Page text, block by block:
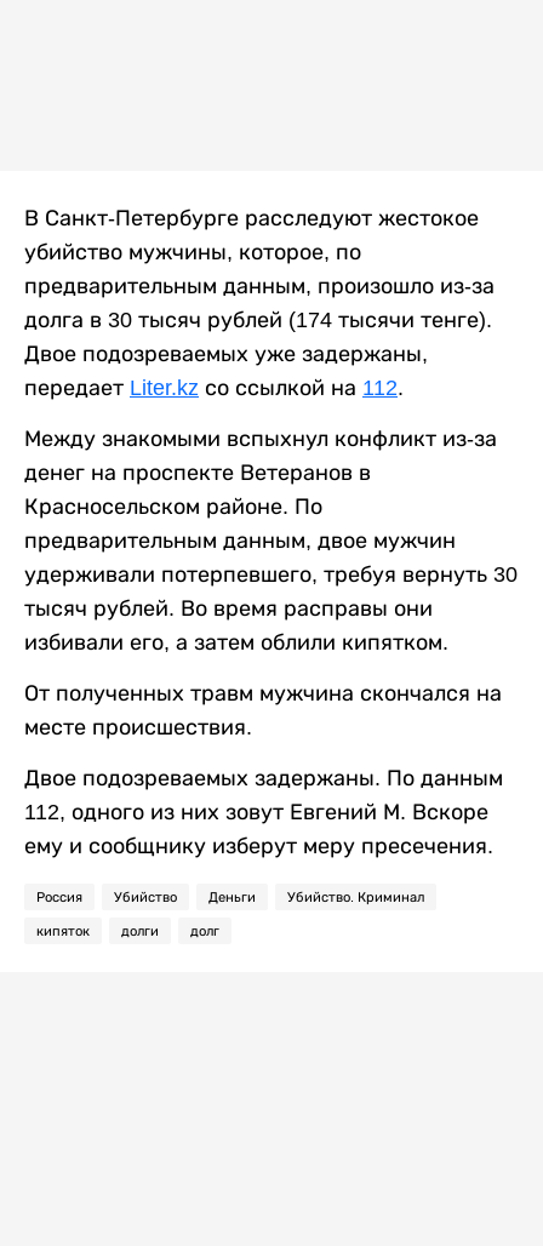
В Санкт-Петербурге расследуют жестокое
убийство мужчины, которое, по
предварительным данным, произошло из-за
долга в 30 тысяч рублей (174 тысячи тенге).
Двое подозреваемых уже задержаны,
передает Liter.kz со ссылкой на 112.
Между знакомыми вспыхнул конфликт из-за
денег на проспекте Ветеранов в
Красносельском районе. По
предварительным данным, двое мужчин
удерживали потерпевшего, требуя вернуть 30
тысяч рублей. Во время расправы они
избивали его, а затем облили кипятком.
От полученных травм мужчина скончался на
месте происшествия.
Двое подозреваемых задержаны. По данным
112, одного из них зовут Евгений М. Вскоре
ему и сообщнику изберут меру пресечения.
Россия Убийство Деньги Убийство. Криминал
кипяток долги долг